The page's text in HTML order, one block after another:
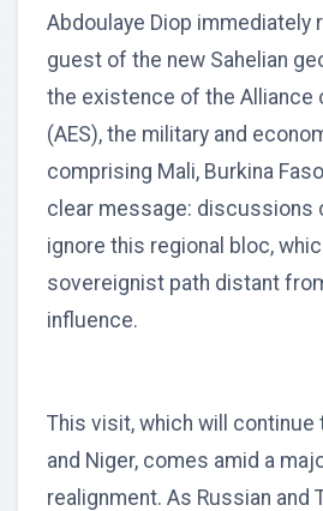
Abdoulaye Diop immediately
guest of the new Sahelian
the existence of the Alliance
(AES), the military and
comprising Mali, Burkina
clear message: discussions
ignore this regional bloc,
sovereignist path distant
influence.
This visit, which will continue
and Niger, comes amid a
realignment. As Russian and